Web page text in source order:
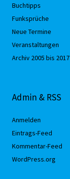
Buchtipps
Funksprüche
Neue Termine
Veranstaltungen
Archiv 2005 bis 2017
Admin & RSS
Anmelden
Eintrags-Feed
Kommentar-Feed
WordPress.org